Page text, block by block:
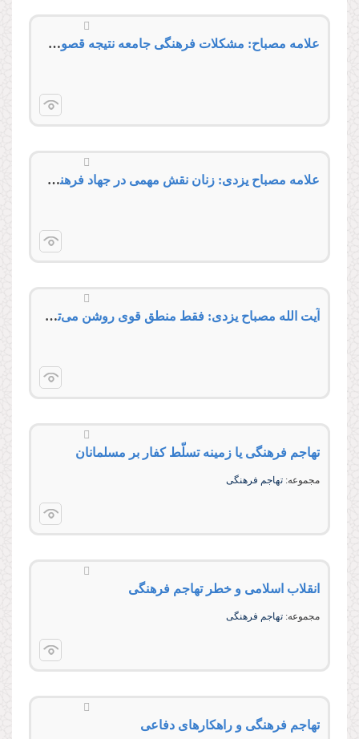
علامه مصباح: مشكلات فرهنگی جامعه نتیجه قصور در تحول دانشگاه‌ها است
علامه مصباح یزدی: زنان نقش مهمی در جهاد فرهنگی دارند
آیت الله مصباح یزدی: فقط منطق قوی روشن می‌تواند فتنه فرهنگی را خنثی‌کند
تهاجم فرهنگى یا زمینه تسلّط كفار بر مسلمانان
مجموعه: تهاجم فرهنگى
انقلاب اسلامى و خطر تهاجم فرهنگى
مجموعه: تهاجم فرهنگى
تهاجم فرهنگى و راهكارهاى دفاعى